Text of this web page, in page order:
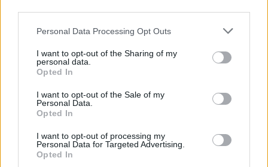
Personal Data Processing Opt Outs
I want to opt-out of the Sharing of my
personal data.
Opted In
I want to opt-out of the Sale of my
Personal Data.
Opted In
I want to opt-out of processing my
Personal Data for Targeted Advertising.
Opted In
En España, sin embargo, ya sabemos cómo está el sector
de la construcción”, lamenta.
Moya advierte que encontrar empleo no es sencillo sin un
nivel óptimo de alemán. Ella, cuenta, tiene como objetivo
inminente el B2. “Irse a un país extranjero es una gran
experiencia. La parte positiva del ‘au pair’ es que no te
Volver a España no entra en sus planes a corto plazo.
Tampoco a su querida pedanía rodeada de olivos. [fran